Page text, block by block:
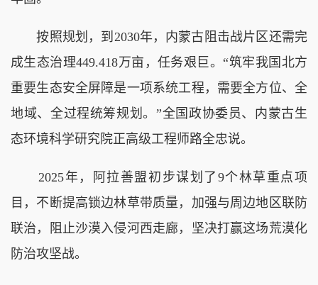
按照规划，到2030年，内蒙古阻击战片区还需完
成生态治理449.418万亩，任务艰巨。“筑牢我国北方
重要生态安全屏障是一项系统工程，需要全方位、全
地域、全过程统筹规划。”全国政协委员、内蒙古生
态环境科学研究院正高级工程师路全忠说。
2025年，阿拉善盟初步谋划了9个林草重点项
目，不断提高锁边林草带质量，加强与周边地区联防
联治，阻止沙漠入侵河西走廊，坚决打赢这场荒漠化
防治攻坚战。